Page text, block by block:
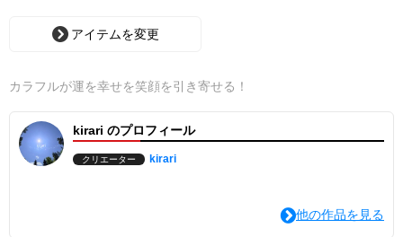
アイテムを変更
カラフルが運を幸せを笑顔を引き寄せる！
kirari のプロフィール
クリエーター kirari
他の作品を見る